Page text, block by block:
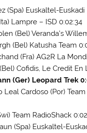
(Spa) Euskaltel-Euskadi
Lampre – ISD 0:02:34
(Bel) Veranda’s
(Bel) Katusha Team
(Fra) AG2R La
Cofidis, Le Credit En
(Ger) Leopard Trek
Cardoso (Por)
Team RadioShack
(Spa) Euskaltel-